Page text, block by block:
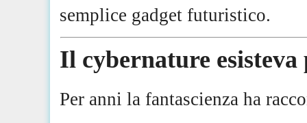
semplice gadget futuristico.
Il cybernature
Per anni la fantascienza ha